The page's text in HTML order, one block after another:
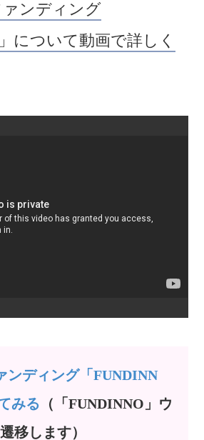
ンディング
について動画で詳しく
ンディング「FUNDINN
みる
（「FUNDINNO」ウ
移します）